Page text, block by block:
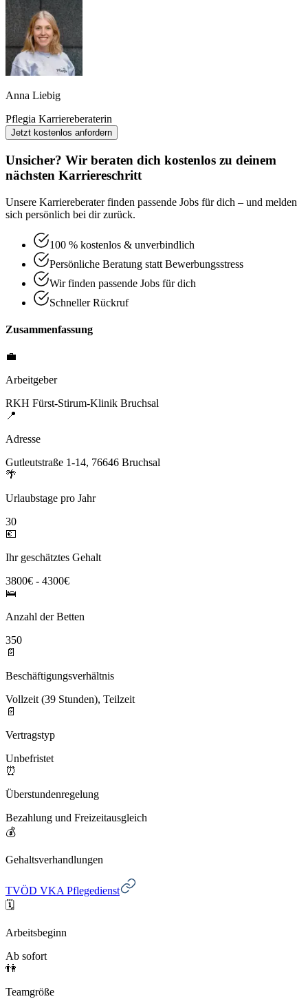
Anna Liebig
Pflegia Karriereberaterin
Jetzt kostenlos anfordern
Unsicher? Wir beraten dich kostenlos zu deinem
nächsten Karriereschritt
Unsere Karriereberater finden passende Jobs für dich – und melden
sich persönlich bei dir zurück.
100 % kostenlos & unverbindlich
Persönliche Beratung statt Bewerbungsstress
Wir finden passende Jobs für dich
Schneller Rückruf
Zusammenfassung
💼
Arbeitgeber
RKH Fürst-Stirum-Klinik Bruchsal
📍
Adresse
Gutleutstraße 1-14, 76646 Bruchsal
🌴
Urlaubstage pro Jahr
30
💶
Ihr geschätztes Gehalt
3800€ - 4300€
🛌
Anzahl der Betten
350
📄
Beschäftigungsverhältnis
Vollzeit (39 Stunden), Teilzeit
📄
Vertragstyp
Unbefristet
⏰
Überstundenregelung
Bezahlung und Freizeitausgleich
💰
Gehaltsverhandlungen
TVÖD VKA Pflegedienst
🗓️
Arbeitsbeginn
Ab sofort
👫
Teamgröße